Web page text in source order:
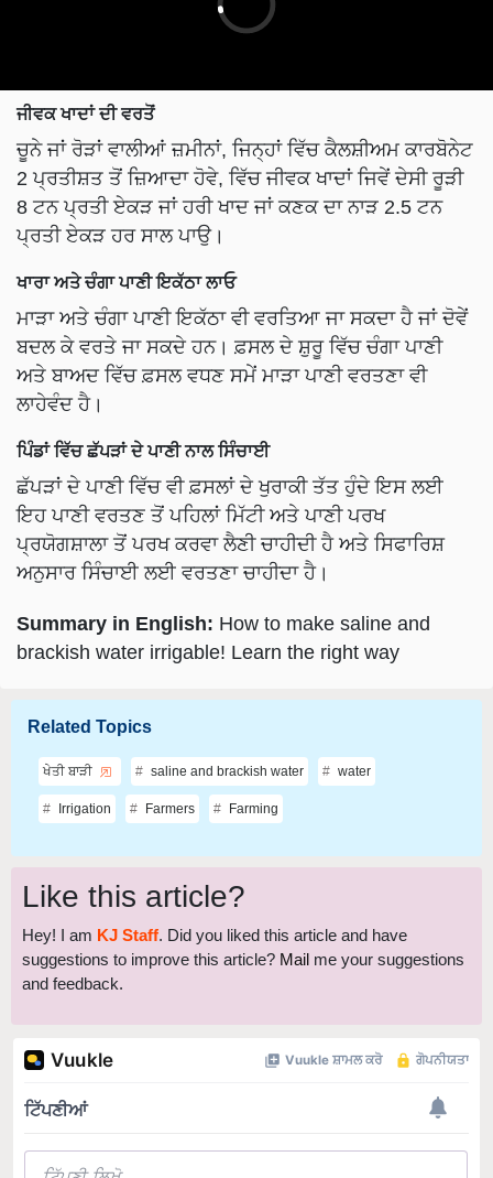
ਚੂਨੇ ਜਾਂ ਰੋੜਾਂ ਵਾਲੀਆਂ ਜ਼ਮੀਨਾਂ, ਜਿਨ੍ਹਾਂ ਵਿੱਚ ਕੈਲਸ਼ੀਅਮ ਕਾਰਬੋਨੇਟ
2 ਪ੍ਰਤੀਸ਼ਤ ਤੋਂ ਜ਼ਿਆਦਾ ਹੋਵੇ, ਵਿੱਚ ਜੀਵਕ ਖਾਦਾਂ ਜਿਵੇਂ ਦੇਸੀ ਰੂੜੀ
8 ਟਨ ਪ੍ਰਤੀ ਏਕੜ ਜਾਂ ਹਰੀ ਖਾਦ ਜਾਂ ਕਣਕ ਦਾ ਨਾੜ 2.5 ਟਨ
ਪ੍ਰਤੀ ਏਕੜ ਹਰ ਸਾਲ ਪਾਉ।
ਖਾਰਾ ਅਤੇ ਚੰਗਾ ਪਾਣੀ ਇਕੱਠਾ ਲਾਓ
ਮਾੜਾ ਅਤੇ ਚੰਗਾ ਪਾਣੀ ਇਕੱਠਾ ਵੀ ਵਰਤਿਆ ਜਾ ਸਕਦਾ ਹੈ ਜਾਂ ਦੋਵੇਂ
ਬਦਲ ਕੇ ਵਰਤੇ ਜਾ ਸਕਦੇ ਹਨ। ਫ਼ਸਲ ਦੇ ਸ਼ੁਰੂ ਵਿੱਚ ਚੰਗਾ ਪਾਣੀ
ਅਤੇ ਬਾਅਦ ਵਿੱਚ ਫ਼ਸਲ ਵਧਣ ਸਮੇਂ ਮਾੜਾ ਪਾਣੀ ਵਰਤਣਾ ਵੀ
ਲਾਹੇਵੰਦ ਹੈ।
ਪਿੰਡਾਂ ਵਿੱਚ ਛੱਪੜਾਂ ਦੇ ਪਾਣੀ ਨਾਲ ਸਿੰਚਾਈ
ਛੱਪੜਾਂ ਦੇ ਪਾਣੀ ਵਿੱਚ ਵੀ ਫ਼ਸਲਾਂ ਦੇ ਖੁਰਾਕੀ ਤੱਤ ਹੁੰਦੇ ਇਸ ਲਈ
ਇਹ ਪਾਣੀ ਵਰਤਣ ਤੋਂ ਪਹਿਲਾਂ ਮਿੱਟੀ ਅਤੇ ਪਾਣੀ ਪਰਖ
ਪ੍ਰਯੋਗਸ਼ਾਲਾ ਤੋਂ ਪਰਖ ਕਰਵਾ ਲੈਣੀ ਚਾਹੀਦੀ ਹੈ ਅਤੇ ਸਿਫਾਰਿਸ਼
ਅਨੁਸਾਰ ਸਿੰਚਾਈ ਲਈ ਵਰਤਣਾ ਚਾਹੀਦਾ ਹੈ।
brackish water irrigable! Learn the right way
Irrigation Farmers Farming
Like this article?
Hey! I am KJ Staff. Did you liked this article and have
suggestions to improve this article?Mail me your suggestions
and feedback.